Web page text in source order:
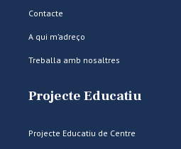
Contacte
A qui m’adreço
Treballa amb nosaltres
Projecte Educatiu
Projecte Educatiu de Centre